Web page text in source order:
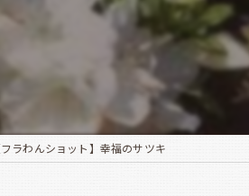
ー
フラわんショット】幸福のサツキ